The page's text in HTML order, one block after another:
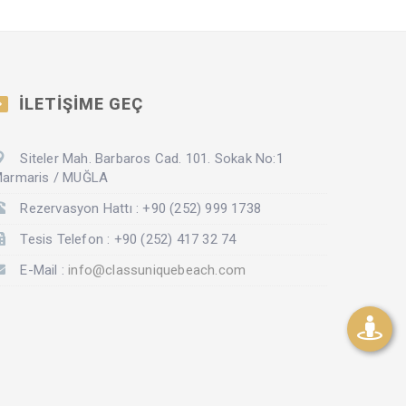
İLETİŞİME GEÇ
Siteler Mah. Barbaros Cad. 101. Sokak No:1
/ MUĞLA
Rezervasyon Hattı : +90 (252) 999 1738
Tesis Telefon : +90 (252) 417 32 74
E-Mail :info@classuniquebeach.com